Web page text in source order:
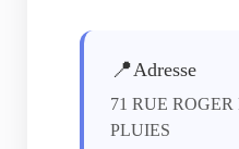
📍Adresse
71 RUE
PLUIES